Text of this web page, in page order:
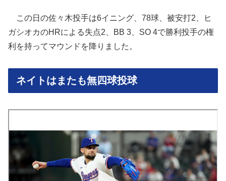
この日の佐々木投手は6イニング、78球、被安打2、ヒ
ガシオカのHRによる失点2、BB 3、SO 4で勝利投手の権
利を持ってマウンドを降りました。
ネイトはまたも無四球投球